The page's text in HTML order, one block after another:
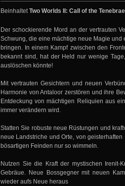
BeinhaltetTwo Worlds II: Call of the
Der schockierende Mord an der vertrauten
Schwung, die eine mächtige neue Magie
bringen. In einem Kampf zwischen den
bekannt sind, hat der Held nur wenige
auslöschen könnte!
Mit vertrauten Gesichtern und neuen
Harmonie von Antaloor zerstören und ihre
Entdeckung von mächtigen Reliquien aus
immer verändern wird.
Statten Sie robuste neue Rüstungen und
neue Landstriche und Orte, von
bösartigen Feinden nur so wimmeln.
Nutzen Sie die Kraft der mystischen Irenit-
Gebräue. Neue Bossgegner mit neuen
wieder aufs Neue heraus